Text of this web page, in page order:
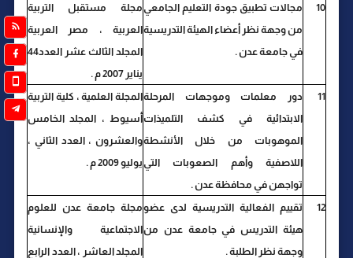
10
مجالات تطبيق جودة التعليم الجامعي
من وجهة نظر أعضاء الهيئة التدريسية
في جامعة عدن .
مجلة مستقبل التربية
العربية ، مصر العربية
المجلد الثالث عشر العدد44
يناير 2007 م .
11
دور معلمات وموجهات المرحلة
الابتدائية في كشف التلميذات
الموهوبات من خلال الأنشطة
اللاصفية وأهم الصعوبات التي
تواجهن في محافظة عدن .
المجلة العلمية ، كلية التربية
أسيوط ، المجلد الخامس
والعشرون ، العدد الثاني ،
يوليو 2009 م .
12
تقييم الفعالية التدريسية لدى عضو
هيئة التدريس في جامعة عدن من
وجهة نظر الطلبة .
مجلة جامعة عدن للعلوم
الاجتماعية والإنسانية
المجلد العاشر ، العدد الرابع